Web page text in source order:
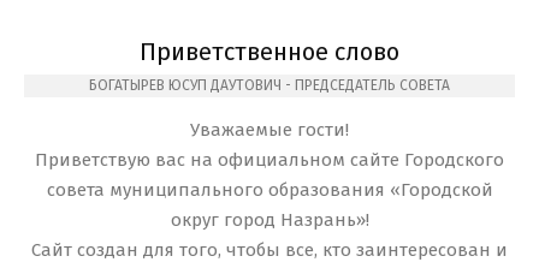
Приветственное слово
БОГАТЫРЕВ ЮСУП ДАУТОВИЧ - ПРЕДСЕДАТЕЛЬ СОВЕТА
Уважаемые гости!
Приветствую вас на официальном сайте Городского
совета муниципального образования «Городской
округ город Назрань»!
Сайт создан для того, чтобы все, кто заинтересован и